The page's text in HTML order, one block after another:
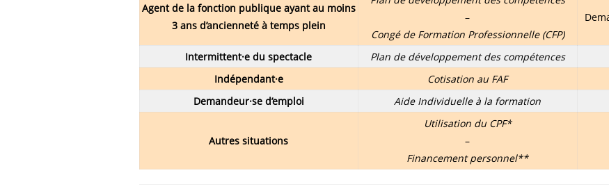
Agent de la fonction publique ayant au moins
3 ans d’ancienneté à temps plein
–
Congé de Formation Professionnelle (CFP)
Intermittent·e du spectacle Plan de développement des compétences
Indépendant·e
Cotisation au FAF
Demandeur·se d’emploi
Aide Individuelle à la formation
Autres situations
Utilisation du CPF*
–
Financement personnel**